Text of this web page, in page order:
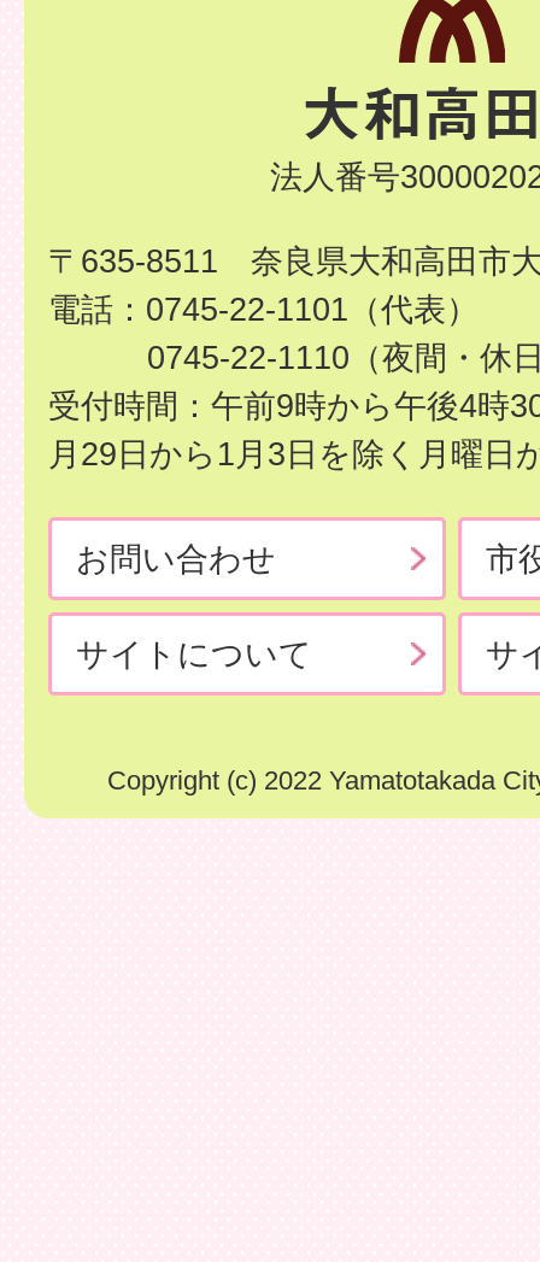
法人番号
〒635-8511 奈良県大和高田市
電話：0745-22-1101（代表）
0745-22-1110（夜間・休
受付時間：午前9時から午後4時
月29日から1月3日を除く月曜日
お問い合わせ 市
サイトについて サ
Copyright (c) 2022 Yamatotakada